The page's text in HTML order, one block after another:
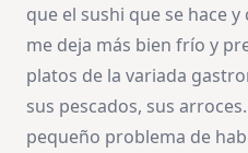
que el sushi que se hace
me deja más bien frío y
platos de la variada
sus pescados, sus
pequeño problema de